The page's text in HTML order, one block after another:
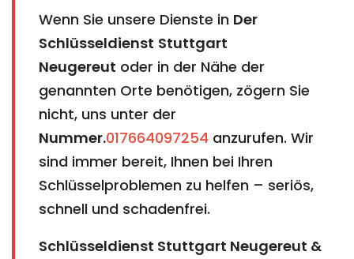
Wenn Sie unsere Dienste in Der
Schlüsseldienst Stuttgart
Neugereut oder in der Nähe der
genannten Orte benötigen, zögern Sie
nicht, uns unter der
Nummer.017664097254 anzurufen. Wir
sind immer bereit, Ihnen bei Ihren
Schlüsselproblemen zu helfen – seriös,
schnell und schadenfrei.
Schlüsseldienst Stuttgart Neugereut &